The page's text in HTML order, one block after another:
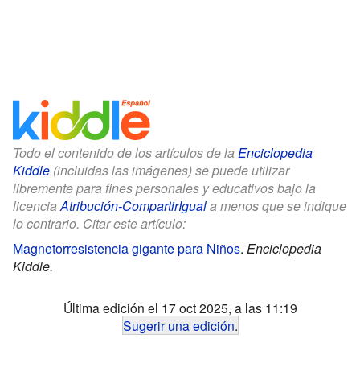
Todo el contenido de los artículos de la Enciclopedia
Kiddle (incluidas las imágenes) se puede utilizar
libremente para fines personales y educativos bajo la
licenciaAtribución-CompartirIguala menos que se indique
lo contrario. Citar este artículo:
Magnetorresistencia gigante para Niños. Enciclopedia
Kiddle.
Última edición el 17 oct 2025, a las 11:19
Sugerir una edición.